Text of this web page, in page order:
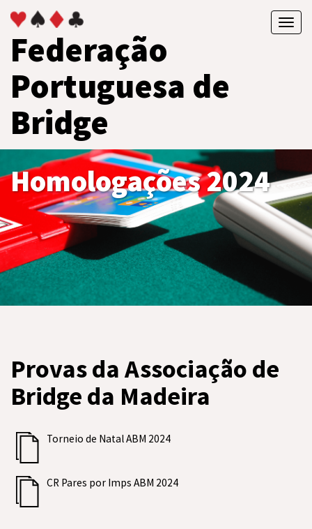
Federação
Portuguesa de
Bridge
Homologações 2024
Provas da Associação de
Bridge da Madeira
Torneio de Natal ABM 2024
CR Pares por Imps ABM 2024